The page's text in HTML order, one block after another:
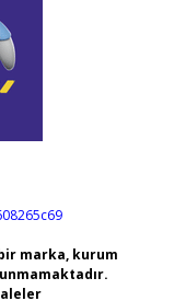
marka, kurum